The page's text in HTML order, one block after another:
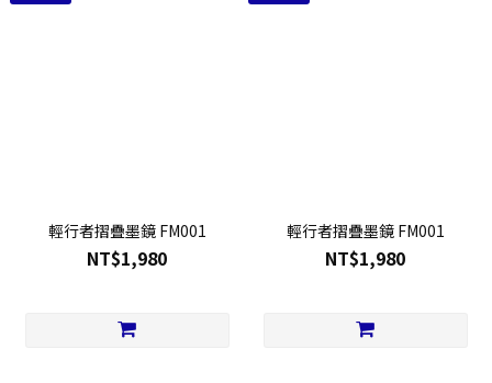
輕行者摺疊墨鏡 FM001
NT$1,980
輕行者摺疊墨鏡 FM001
NT$1,980